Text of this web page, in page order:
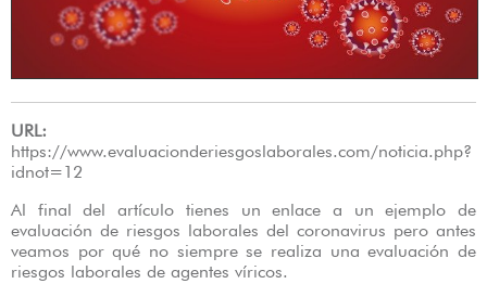
URL:
https://www.evaluacionderiesgoslaborales.com/noticia.php?
idnot=12
Al final del artículo tienes un enlace a un ejemplo de
evaluación de riesgos laborales del coronavirus pero antes
veamos por qué no siempre se realiza una evaluación de
riesgos laborales de agentes víricos.